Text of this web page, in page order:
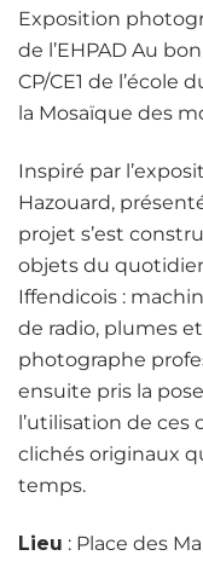
Exposition
de l’EHPAD Au
CP/CE1 de l’école
la Mosaïque des
Inspiré par
Hazouard,
projet s’est
objets du
Iffendicois :
de radio, plumes
photographe
ensuite pris la
l’utilisation de ces
clichés originaux
temps.
Lieu : Place des